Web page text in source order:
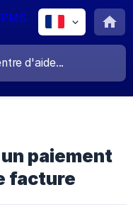
paiement
facture